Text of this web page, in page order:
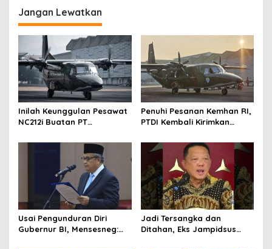
o
s
Jangan Lewatkan
Inilah Keunggulan Pesawat
NC212i Buatan PT
Dukung Berbagai Operasi
Penuhi Pesanan Kemhan RI,
PTDI Kembali Kirimkan
Pangkalan TNI AU
Usai Pengunduran Diri
Gubernur BI, Mensesneg:
Jadi Tersangka dan
Ditahan, Eks Jampidsus